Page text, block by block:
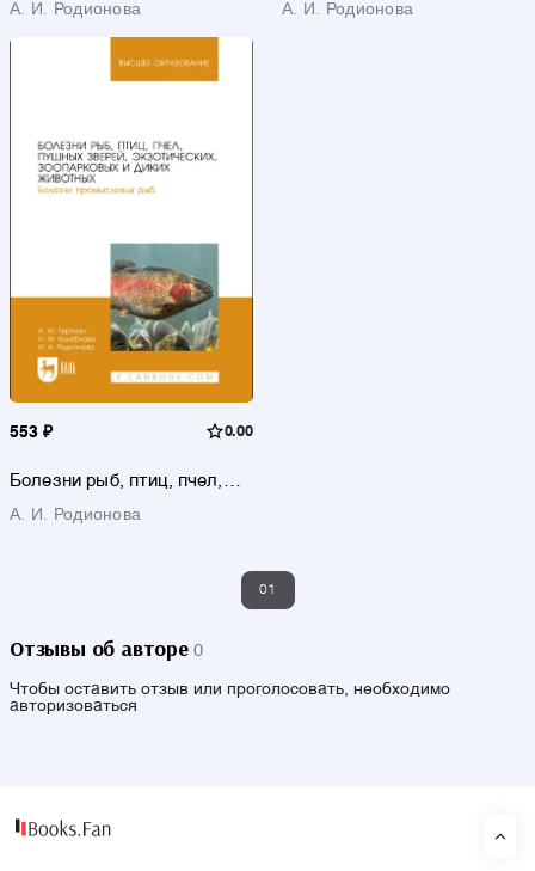
экзотических, зоопарковых
промысловых рыб. Учебное
пособие для вузов
А. И. Родионова А. И. Родионова
553 ₽ 0.00
Болезни рыб, птиц, пчел,
экзотических, зоопарковых
А. И. Родионова
01
Отзывы об авторе 0
Чтобы оставить отзыв или проголосовать, необходимо
авторизоваться